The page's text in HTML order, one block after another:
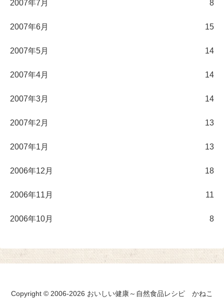
2007年7月 8
2007年6月 15
2007年5月 14
2007年4月 14
2007年3月 14
2007年2月 13
2007年1月 13
2006年12月 18
2006年11月 11
2006年10月 8
Copyright © 2006-2026 おいしい健康～自然食品レシピ かねこ